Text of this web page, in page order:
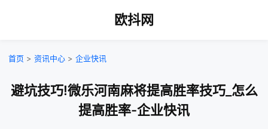
欧抖网
首页 > 资讯中心 > 企业快讯
避坑技巧!微乐河南麻将提高胜率技巧_怎么
提高胜率-企业快讯